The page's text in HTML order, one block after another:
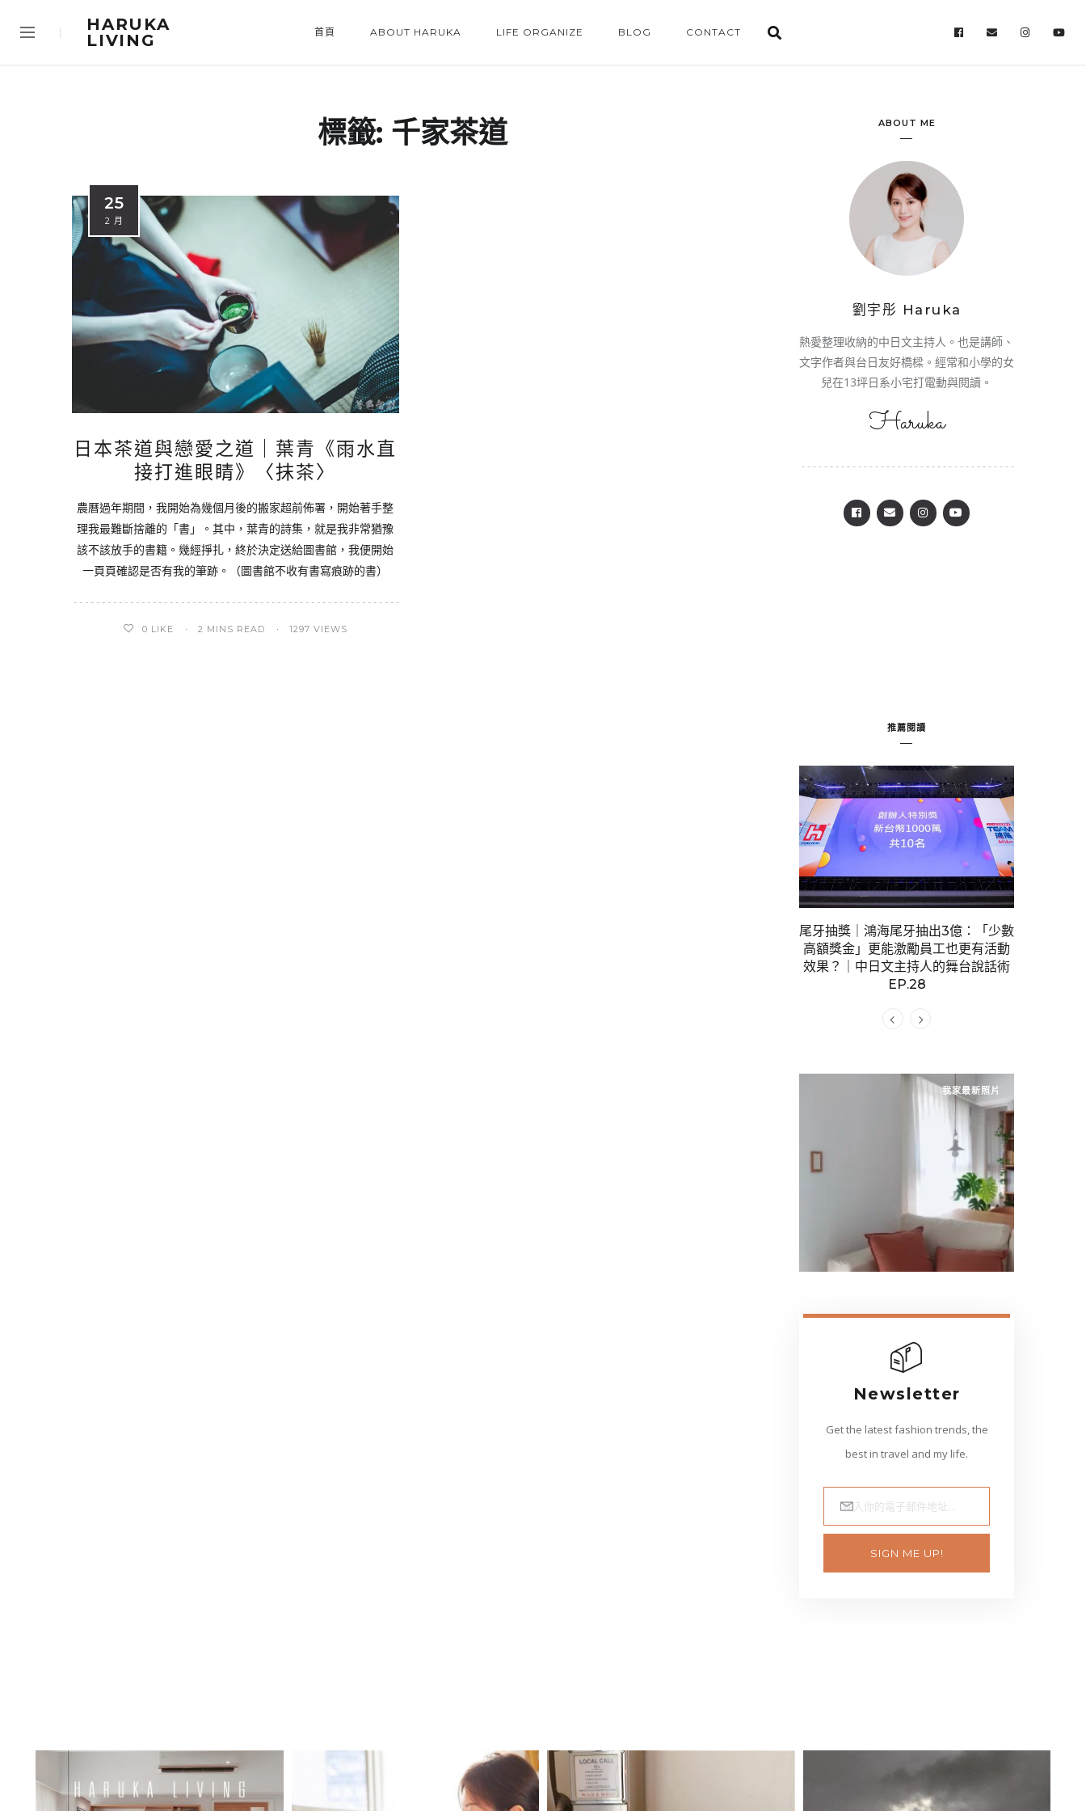
HARUKA
LIVING
首頁 ABOUT HARUKA LIFE ORGANIZE BLOG CONTACT
標籤: 千家茶道
25
2 月
日本茶道與戀愛之道｜葉青《雨水直
接打進眼睛》〈抹茶〉
農曆過年期間，我開始為幾個月後的搬家超前佈署，開始著手整
理我最難斷捨離的「書」。其中，葉青的詩集，就是我非常猶豫
該不該放手的書籍。幾經掙扎，終於決定送給圖書館，我便開始
一頁頁確認是否有我的筆跡。（圖書館不收有書寫痕跡的書）
0 LIKE 2 MINS READ 1297 VIEWS
ABOUT ME
劉宇彤 Haruka
熱愛整理收納的中日文主持人。也是講師、
文字作者與台日友好橋樑。經常和小學的女
兒在13坪日系小宅打電動與閱讀。
Haruka
推薦閱讀
尾牙抽獎｜鴻海尾牙抽出3億：「少數
高額獎金」更能激勵員工也更有活動
效果？｜中日文主持人的舞台說話術
看懂記者會日文！｜中日文主持
舞台說話術EP.23
我家最新照片
Newsletter
Get the latest fashion trends, the
best in travel and my life.
SIGN ME UP!